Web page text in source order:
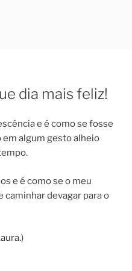
dia mais feliz!
e é como se fosse
em algum gesto alheio
e é como se o meu
caminhar devagar para o